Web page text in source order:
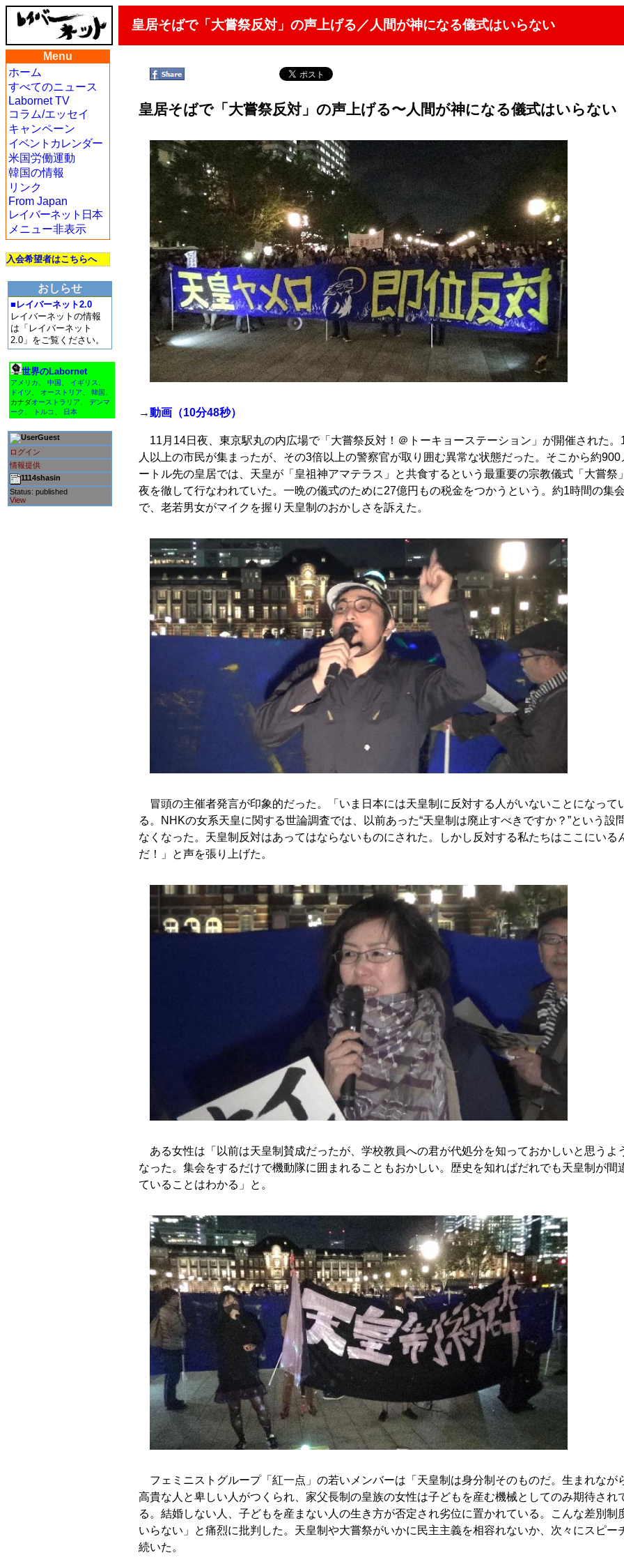
皇居そばで「大嘗祭反対」の声上げる／人間が神になる儀式はいらない
Menu
ホーム
すべてのニュース
Labornet TV
コラム/エッセイ
キャンペーン
イベントカレンダー
米国労働運動
韓国の情報
リンク
From Japan
レイバーネット日本
メニュー非表示
入会希望者はこちらへ
おしらせ
■レイバーネット2.0
レイバーネットの情報
は「レイバーネット
2.0」をご覧ください。
世界のLabornet
アメリカ 中国 イギリス
ドイツ
オーストリア 韓国
カナダオーストラリア
デンマ
ーク
トルコ 日本
Guest
ログイン
情報提供
1114shasin
Status: published
View
皇居そばで「大嘗祭反対」の声上げる〜人間が神になる儀式はいらない
→動画（10分48秒）
11月14日夜、東京駅丸の内広場で「大嘗祭反対！＠トーキョーステーション」が開催された。
人以上の市民が集まったが、その3倍以上の警察官が取り囲む異常な状態だった。そこから約900
ートル先の皇居では、天皇が「皇祖神アマテラス」と共食するという最重要の宗教儀式「大嘗祭
夜を徹して行なわれていた。一晩の儀式のために27億円もの税金をつかうという。約1時間の集会
で、老若男女がマイクを握り天皇制のおかしさを訴えた。
冒頭の主催者発言が印象的だった。「いま日本には天皇制に反対する人がいないことになって
る。NHKの女系天皇に関する世論調査では、以前あった“天皇制は廃止すべきですか？”という設
なくなった。天皇制反対はあってはならないものにされた。しかし反対する私たちはここにいる
だ！」と声を張り上げた。
ある女性は「以前は天皇制賛成だったが、学校教員への君が代処分を知っておかしいと思うよ
なった。集会をするだけで機動隊に囲まれることもおかしい。歴史を知ればだれでも天皇制が間
ていることはわかる」と。
フェミニストグループ「紅一点」の若いメンバーは「天皇制は身分制そのものだ。生まれなが
高貴な人と卑しい人がつくられ、家父長制の皇族の女性は子どもを産む機械としてのみ期待され
る。結婚しない人、子どもを産まない人の生き方が否定され劣位に置かれている。こんな差別制
いらない」と痛烈に批判した。天皇制や大嘗祭がいかに民主主義を相容れないか、次々にスピー
続いた。